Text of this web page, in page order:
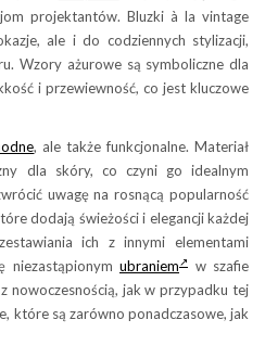
projektantów. Bluzki à la vintage
ale i do codziennych stylizacji,
Wzory ażurowe są symboliczne dla
i przewiewność, co jest kluczowe
, ale także funkcjonalne. Materiał
dla skóry, co czyni go idealnym
uwagę na rosnącą popularność
dodają świeżości i elegancji każdej
ich z innymi elementami
niezastąpionym ubraniem
w szafie
nowoczesnością, jak w przypadku tej
które są zarówno ponadczasowe, jak